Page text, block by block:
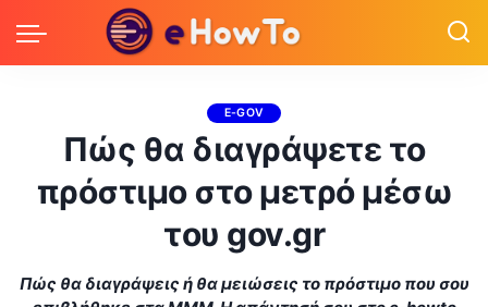
E-GOV
Πώς θα διαγράψετε το
πρόστιμο στο μετρό μέσω
του gov.gr
Πώς θα διαγράψεις ή θα μειώσεις το πρόστιμο που σου